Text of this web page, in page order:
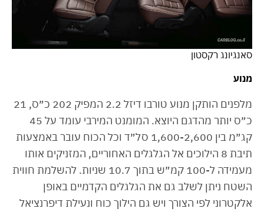
סאנגיונג רקסטון
מנוע
מלפנים הותקן מנוע טורבו דיזל 2.2 המפיק 202 כ״ס, 21
כ״ס יותר מהדגם היוצא. המומנט המירבי עומד על 45
קג״מ בין 1,600-2,600 סל״ד וכל הכוח עובר באמצעות
תיבת 8 הילוכים אל הגלגלים האחוריים, המזניקים אותו
מעמידה ל-100 קמ״ש בתוך 10.7 שניות. להשלמת חווית
השטח ניתן לשלב גם את הגלגלים הקדמיים באופן
אלקטרוני לפי הצורך ויש גם הילוך כוח ונעילת דיפרנציאל